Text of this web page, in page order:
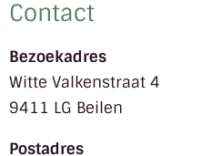
Contact
Bezoekadres
Witte Valkenstraat 4
9411 LG Beilen
Postadres